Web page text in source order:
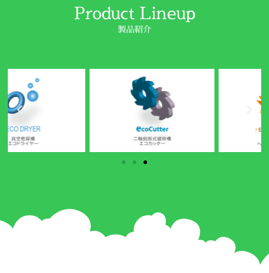
Product Lineup
製品紹介